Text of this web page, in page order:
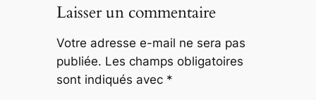
Laisser un commentaire
Votre adresse e-mail ne sera pas
publiée. Les champs obligatoires
sont indiqués avec *